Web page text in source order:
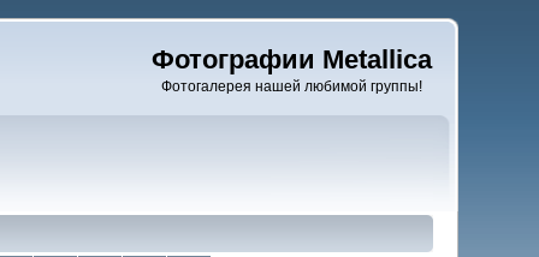
Фотографии Metallica
Фотогалерея нашей любимой группы!